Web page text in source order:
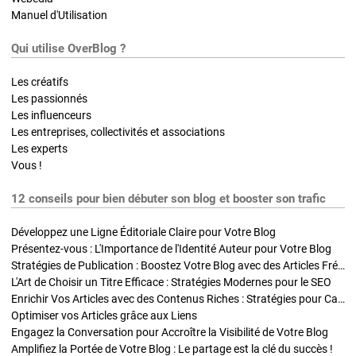
Manuel d'Utilisation
Qui utilise OverBlog ?
Les créatifs
Les passionnés
Les influenceurs
Les entreprises, collectivités et associations
Les experts
Vous !
12 conseils pour bien débuter son blog et booster son trafic
Développez une Ligne Éditoriale Claire pour Votre Blog
Présentez-vous : L'Importance de l'Identité Auteur pour Votre Blog
Stratégies de Publication : Boostez Votre Blog avec des Articles Fréquents et Exclusifs
L'Art de Choisir un Titre Efficace : Stratégies Modernes pour le SEO
Enrichir Vos Articles avec des Contenus Riches : Stratégies pour Captiver et Optimiser
Optimiser vos Articles grâce aux Liens
Engagez la Conversation pour Accroître la Visibilité de Votre Blog
Amplifiez la Portée de Votre Blog : Le partage est la clé du succès !